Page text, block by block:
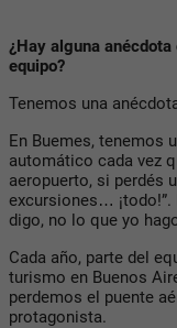
¿Hay alguna
equipo?
Tenemos una
En Buemes, tenemos
automático cada vez
aeropuerto, si perdés
excursiones…
digo, no lo que yo
Cada año, parte del
turismo en Buenos
perdemos el puente
protagonista.